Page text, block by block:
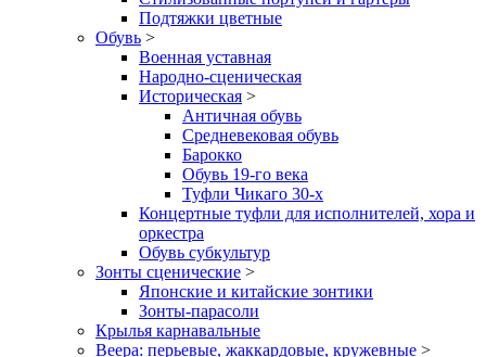
Подтяжки цветные
Обувь >
Военная уставная
Народно-сценическая
Историческая >
Античная обувь
Средневековая обувь
Барокко
Обувь 19-го века
Туфли Чикаго 30-х
Концертные туфли для исполнителей, хора и
оркестра
Обувь субкультур
Зонты сценические >
Японские и китайские зонтики
Зонты-парасоли
Крылья карнавальные
Веера: перьевые, жаккардовые, кружевные >